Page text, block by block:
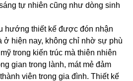
tự nhiên cũng như dòng sinh
hướng thiết kế được đón nhận
ở hiện nay, không chỉ nhờ sự phù
trong kiến trúc mà thiên nhiên
gian trong lành, mát mẻ đảm
viên trong gia đình. Thiết kế